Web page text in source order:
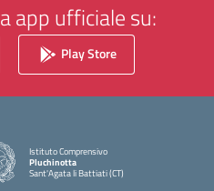
app ufficiale su:
Play Store
Istituto Comprensivo
Pluchinotta
Sant'Agata li Battiati (CT)
— Visita la pagina iniziale della scuola